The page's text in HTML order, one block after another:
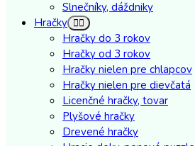
Slnečníky, dáždniky
Hračky
Hračky do 3 rokov
Hračky od 3 rokov
Hračky nielen pre chlapcov
Hračky nielen pre dievčatá
Licenčné hračky, tovar
Plyšové hračky
Drevené hračky